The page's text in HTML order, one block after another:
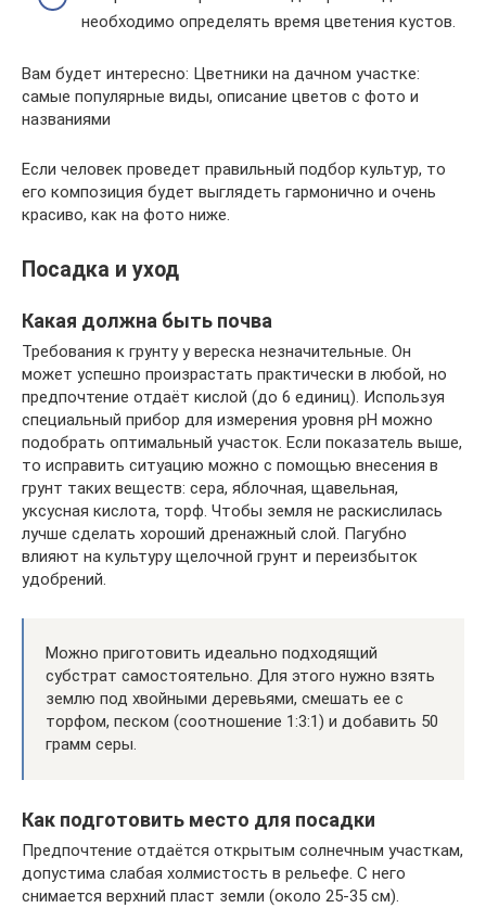
необходимо определять время цветения кустов.
Вам будет интересно: Цветники на дачном участке:
самые популярные виды, описание цветов с фото и
названиями
Если человек проведет правильный подбор культур, то
его композиция будет выглядеть гармонично и очень
красиво, как на фото ниже.
Посадка и уход
Какая должна быть почва
Требования к грунту у вереска незначительные. Он
может успешно произрастать практически в любой, но
предпочтение отдаёт кислой (до 6 единиц). Используя
специальный прибор для измерения уровня рН можно
подобрать оптимальный участок. Если показатель выше,
то исправить ситуацию можно с помощью внесения в
грунт таких веществ: сера, яблочная, щавельная,
уксусная кислота, торф. Чтобы земля не раскислилась
лучше сделать хороший дренажный слой. Пагубно
влияют на культуру щелочной грунт и переизбыток
удобрений.
Можно приготовить идеально подходящий
субстрат самостоятельно. Для этого нужно взять
землю под хвойными деревьями, смешать ее с
торфом, песком (соотношение 1:3:1) и добавить 50
грамм серы.
Как подготовить место для посадки
Предпочтение отдаётся открытым солнечным участкам,
допустима слабая холмистость в рельефе. С него
снимается верхний пласт земли (около 25-35 см).